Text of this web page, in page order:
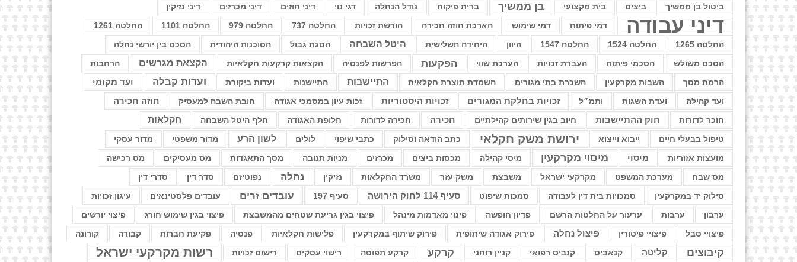
ביטול בן ממשיך
ביצים בית מקצועי בן ממשיך ברית פיקוח גודל הנחלה דגי נוי דיני חוזים דיני מכרזים דיני נזיקין
דיני עבודה דמי פיתוח דמי שימוש הארכת חוזה חכירה הורשת זכויות החלטה 737 החלטה 979 החלטה 1101
החלטה 1261
החלטה 1265
החלטה 1524 החלטה 1547 היוון היחידה השלישית היטל השבחה הסגת גבול הסוכנות היהודית
הסכם בין יורשי נחלה
הסכם משולש
הסכמי פיתוח העברת זכויות הערכת שווי הפקעות הפרשות לפנסיה הקצאות קרקעות חקלאיות הקצאת מגרשים
הרחבות
הרמת מסך
השבות מקרקעין השכרת בתי מגורים השמדת תוצרת חקלאית התיישבות התיישנות ועדות ביקורת ועדות קבלה ועד מקומי
ועד קהילה ועדת השגות ותמ״ל זכויות בחלקת המגורים זכויות היסטוריות זכות עיון במסמכי אגודה חובת השבה למעסיק חוזה חכירה
חוכר לדורות חוק ההתיישבות חיוב בגין שירותים קהילתיים חכירה חכירה לדורות חלופת האגודה חלף היטל השבחה חקלאות
טיפול בבעלי חיים ייבוא וייצוא ירושת משק חקלאי כתב הודאה וסילוק כתבי שיפוי לולים לשון הרע מדור משפטי
מדור עסקי
מועצות אזוריות
מיסוי מיסוי מקרקעין מיסי קהילה מכסות ביצים מכרזים מניות תנובה מסך התאגדות מס מעסיקים
מס רכישה
מס שבח
מערכת המשפט מקרקעי ישראל משבצת משק עזר משרד החקלאות נזיקין נחלה נפוטיזם סדר דין
סדרי דין
סילוק יד במקרקעין
סמכויות בית דין לעבודה סמכות שיפוט סעיף 114 לחוק הירושה סעיף 197 עובדים זרים עובדים פלסטינאים
עיגון זכויות
ערבון
ערבות ערעור על החלטות הרשם פדיון חופשה פינוי מאדמות מינהל פיצוי בגין גריעת שטחים מהמשבצת פיצוי בגין שימוש חורג
פיצוי יורשים
פיצויי סבל
פיצויי פיטורין פיצול נחלה פירוק אגודה שיתופית פירוק שיתוף במקרקעין פלישות חקלאיות פנסיה פקיעת חברות קבורה קורונה
קיבוצים קליטה קנאביס קנביס רפואי קניין רוחני קרקע קרקע תפוסה רישוי עסקים רישום זכויות רשות מקרקעי ישראל